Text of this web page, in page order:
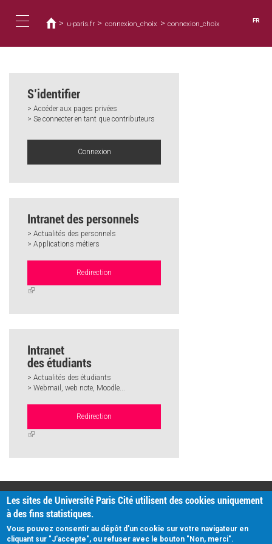
contenu
navigation
êtes
ici
> u-paris.fr > connexion_choix > connexion_choix FR
S’identifier
> Accéder aux pages privées
> Se connecter en tant que contributeurs
Connexion
Intranet des personnels
> Actualités des personnels
> Applications métiers
Redirection
(link
Intranet
des étudiants
> Actualités des étudiants
> Webmail, web note, Moodle...
Redirection
(link
PRATIQUE
Plan d'accès
Intranet
Mentions légales
Données personnelles
Les sites de Université Paris Cité utilisent des cookies uniquement
à des fins statistiques.
Vous pouvez consentir au dépôt d'un cookie sur votre navigateur en
cliquant sur "J'accepte", ou refuser avec le bouton "Non, merci".